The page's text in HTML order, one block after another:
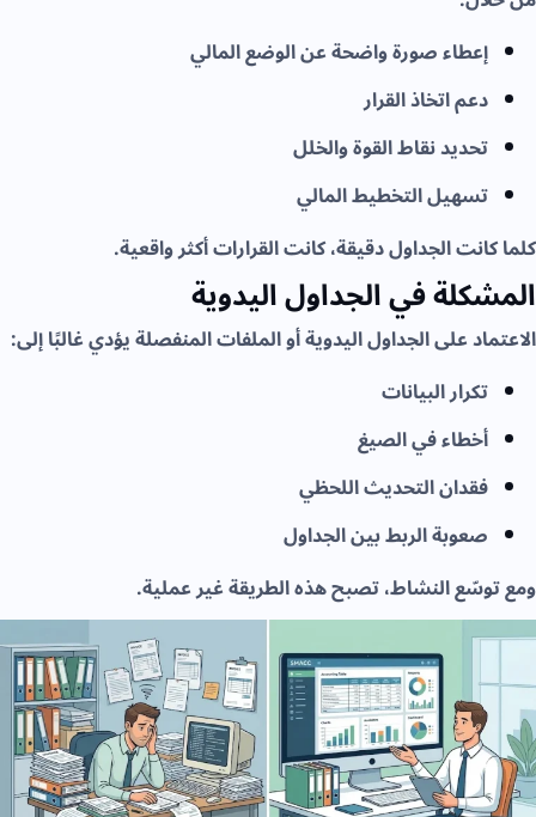
إعطاء صورة واضحة عن الوضع المالي
دعم اتخاذ القرار
تحديد نقاط القوة والخلل
تسهيل التخطيط المالي
كلما كانت الجداول دقيقة، كانت القرارات أكثر واقعية.
المشكلة في الجداول اليدوية
الاعتماد على الجداول اليدوية أو الملفات المنفصلة يؤدي غالبًا إلى:
تكرار البيانات
أخطاء في الصيغ
فقدان التحديث اللحظي
صعوبة الربط بين الجداول
ومع توسّع النشاط، تصبح هذه الطريقة غير عملية.